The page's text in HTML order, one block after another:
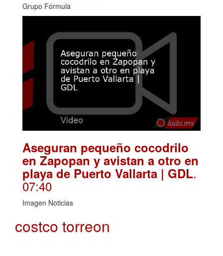
Grupo Fórmula
Aseguran pequeño cocodrilo
en Zapopan y avistan a otro en
playa de Puerto Vallarta | GDL.
07:40
Imagen Noticias
costco torreon